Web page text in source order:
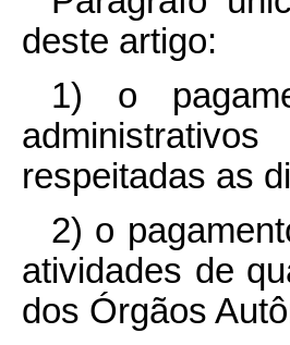
deste artigo:
1) o
respeitadas as
2) o
atividades de
dos Órgãos